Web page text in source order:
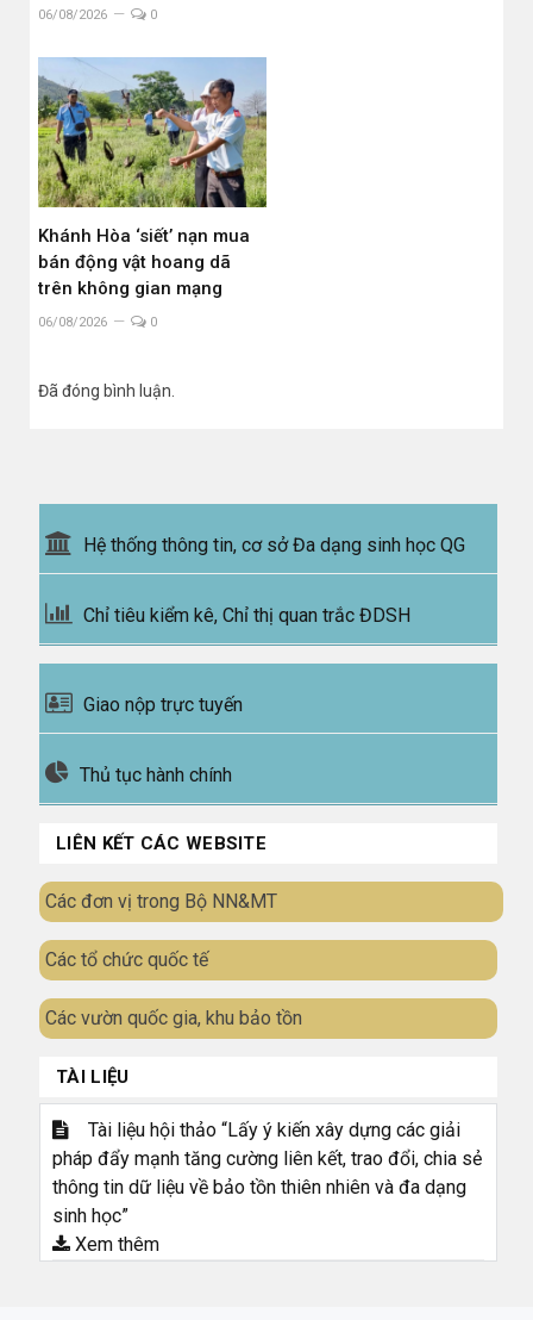
06/08/2026 0
Khánh Hòa ‘siết’ nạn mua
bán động vật hoang dã
trên không gian mạng
06/08/2026 0
Đã đóng bình luận.
Hệ thống thông tin, cơ sở Đa dạng sinh học QG
Chỉ tiêu kiểm kê, Chỉ thị quan trắc ĐDSH
Giao nộp trực tuyến
Thủ tục hành chính
LIÊN KẾT CÁC WEBSITE
Các đơn vị trong Bộ NN&MT
Các tổ chức quốc tế
Các vườn quốc gia, khu bảo tồn
TÀI LIỆU
Tài liệu hội thảo “Lấy ý kiến xây dựng các giải
pháp đẩy mạnh tăng cường liên kết, trao đổi, chia sẻ
thông tin dữ liệu về bảo tồn thiên nhiên và đa dạng
sinh học”
Xem thêm